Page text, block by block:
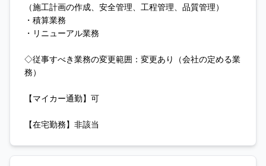
（施工計画の作成、安全管理、工程管理、品質管理）
・積算業務
・リニューアル業務
◇従事すべき業務の変更範囲：変更あり（会社の定める業
務）
【マイカー通勤】可
【在宅勤務】非該当